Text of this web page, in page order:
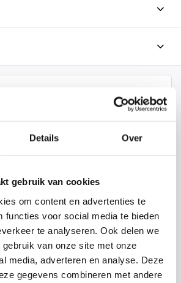
Details Over
gebruik van cookies
om content en advertenties te
functies voor social media te bieden
te analyseren. Ook delen we
van onze site met onze
media, adverteren en analyse. Deze
gegevens combineren met andere
of maat er niet
het ons weten, dan
u kijken. Stuur ons
hoogte, stamdikte en
eruit ziet? We
foto sturen.
508 (tijdelijk niet bereikbaar)